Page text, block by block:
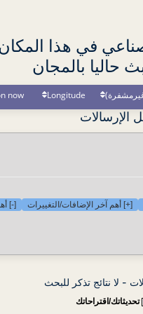
في هذا
حاليا بالمجان
Longitude
now
الإرسالات
[+] أهم آخر الإضافات/التغييرات [-]
- لا نتائج تذكر للبحث
تحديثاتك/اقتراحاتك